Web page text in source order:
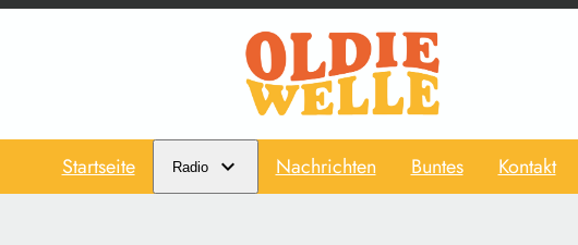
Startseite Radio Nachrichten Buntes Kontakt